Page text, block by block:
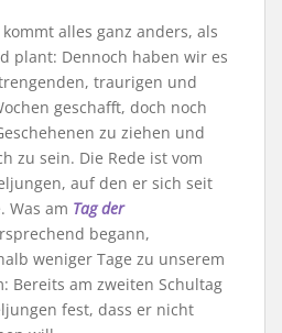
alles ganz anders, als
plant: Dennoch haben wir es
traurigen und
geschafft, doch noch
zu ziehen und
zu sein. Die Rede ist vom
auf den er sich seit
Was am Tag der
begann,
weniger Tage zu unserem
Bereits am zweiten Schultag
fest, dass er nicht